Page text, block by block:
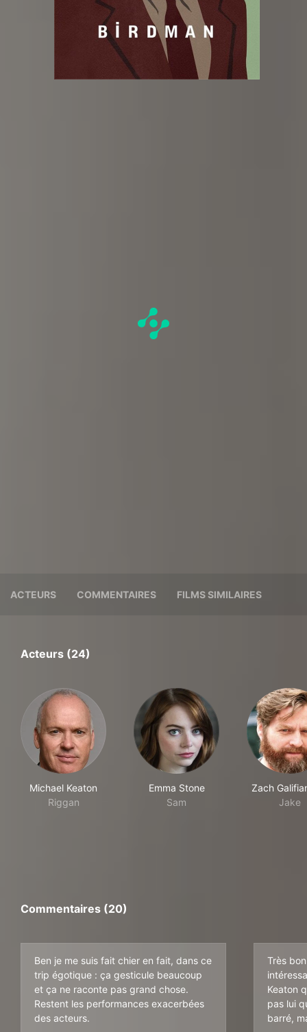
ACTEURS COMMENTAIRES FILMS SIMILAIRES
Acteurs (24)
Michael Keaton
Riggan
Emma Stone
Sam
Zach
Jake
Commentaires (20)
Ben je me suis fait chier en fait, dans ce
trip égotique : ça gesticule beaucoup
et ça ne raconte pas grand chose.
Restent les performances exacerbées
des acteurs.
Très
Keaton
pas lui
barré,